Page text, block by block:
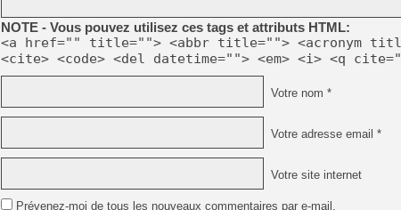
NOTE - Vous pouvez utilisez ces tags et attributs HTML:
<a href="" title=""> <abbr title=""> <acronym
<cite> <code> <del datetime=""> <em> <i> <q
Votre nom *
Votre adresse email *
Votre site internet
Prévenez-moi de tous les nouveaux commentaires par e-mail.